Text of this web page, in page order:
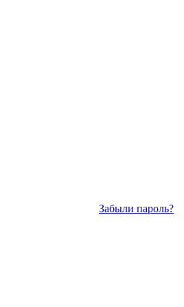
Забыли пароль?